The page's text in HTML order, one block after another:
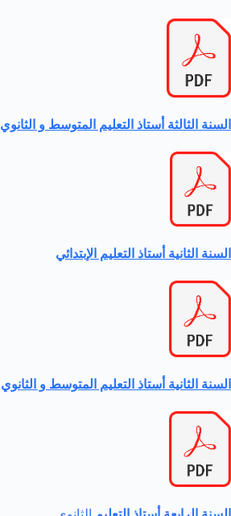
السنة الثالثة أستاذ التعليم المتوسط و الثانوي
السنة الثانية أستاذ التعليم الإبتدائي
السنة الثانية أستاذ التعليم المتوسط و الثانوي